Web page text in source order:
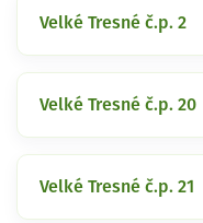
Velké Tresné č.p. 2
Velké Tresné č.p. 20
Velké Tresné č.p. 21